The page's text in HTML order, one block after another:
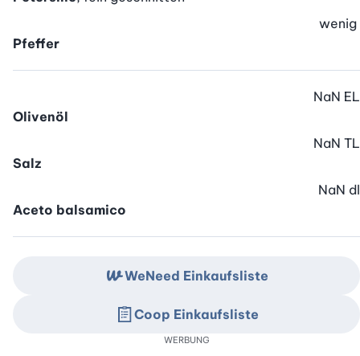
Pfeffer
wenig
Olivenöl
NaN EL
Salz
NaN TL
Aceto balsamico
NaN dl
WeNeed Einkaufsliste
Coop Einkaufsliste
WERBUNG